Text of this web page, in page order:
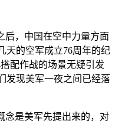
后，中国在空中力量方面
天的空军成立76周年的纪
配作战的场景无疑引发
发现美军一夜之间已经落
念是美军先提出来的，对